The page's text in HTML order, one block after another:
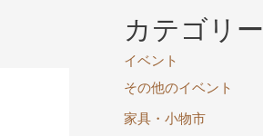
カテゴリー
イベント
その他のイベント
家具・小物市